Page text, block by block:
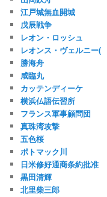
江戸城無血開城
戊辰戦争
レオン・ロッシュ
レオンス・ヴェルニー(
勝海舟
咸臨丸
カッテンディーケ
横浜仏語伝習所
フランス軍事顧問団
真珠湾攻撃
五色桜
ポトマック川
日米修好通商条約批准
黒田清輝
北里柴三郎